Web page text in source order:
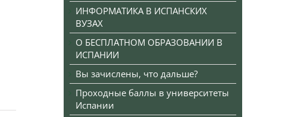
ИНФОРМАТИКА В ИСПАНСКИХ
ВУЗАХ
О БЕСПЛАТНОМ ОБРАЗОВАНИИ В
ИСПАНИИ
Вы зачислены, что дальше?
Проходные баллы в университеты
Испании